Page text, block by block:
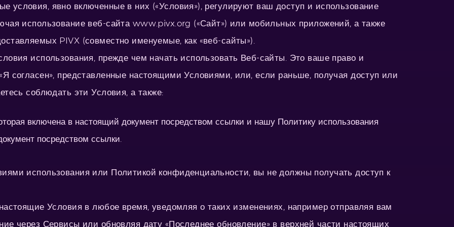
условия, явно включенные в них («Условия»), регулируют ваш доступ и использование
использование веб-сайта www.pivx.org («Сайт») или мобильных приложений, а также
PIVX (совместно именуемые, как «веб-сайты»).
использования, прежде чем начать использовать Веб-сайты. Это ваше право и
согласен», представленные настоящими Условиями, или, если раньше, получая доступ или
соблюдать эти Условия, а также:
включена в настоящий документ посредством ссылки и нашу Политику использования
посредством ссылки.
использования или Политикой конфиденциальности, вы не должны получать доступ к
Условия в любое время, уведомляя о таких изменениях, например отправляя вам
через Сервисы или обновляя дату «Последнее обновление» в верхней части настоящих